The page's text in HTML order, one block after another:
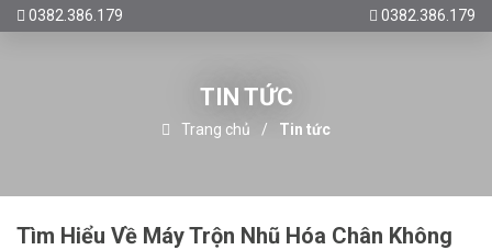
0382.386.179 0382.386.179
TIN TỨC
Trang chủ Tin tức
Tìm Hiểu Về Máy Trộn Nhũ Hóa Chân Không